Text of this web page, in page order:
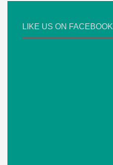
LIKE US ON FACEBOOK